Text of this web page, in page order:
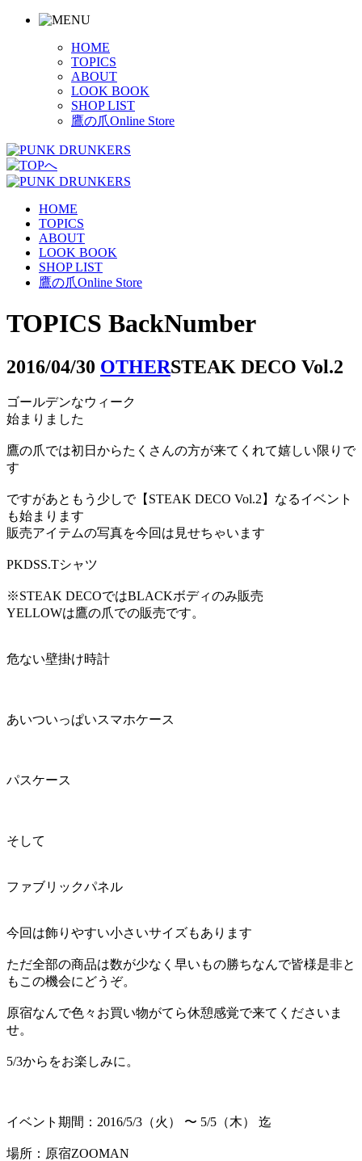
HOME
TOPICS
ABOUT
LOOK BOOK
SHOP LIST
鷹の爪Online Store
HOME
TOPICS
ABOUT
LOOK BOOK
SHOP LIST
鷹の爪Online Store
TOPICS BackNumber
2016/04/30 OTHERSTEAK DECO Vol.2
ゴールデンなウィーク
始まりました
鷹の爪では初日からたくさんの方が来てくれて嬉しい限りで
す
ですがあともう少しで【STEAK DECO Vol.2】なるイベント
も始まります
販売アイテムの写真を今回は見せちゃいます
PKDSS.Tシャツ
※STEAK DECOではBLACKボディのみ販売
YELLOWは鷹の爪での販売です。
危ない壁掛け時計
あいついっぱいスマホケース
パスケース
そして
ファブリックパネル
今回は飾りやすい小さいサイズもあります
ただ全部の商品は数が少なく早いもの勝ちなんで皆様是非と
もこの機会にどうぞ。
原宿なんで色々お買い物がてら休憩感覚で来てくださいま
せ。
5/3からをお楽しみに。
イベント期間：2016/5/3（火） 〜 5/5（木） 迄
場所：原宿ZOOMAN